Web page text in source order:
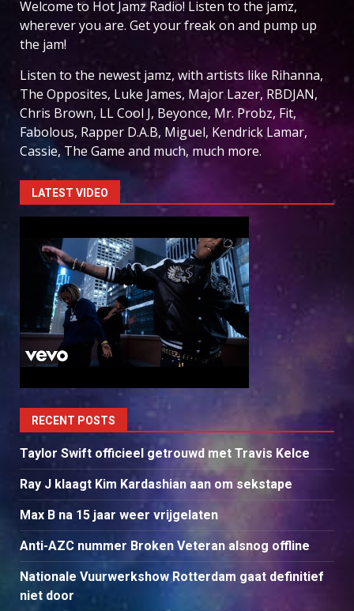
Welcome to Hot Jamz Radio! Listen to the jamz,
wherever you are. Get your freak on and pump up
the jam!
Listen to the newest jamz, with artists like Rihanna,
The Opposites, Luke James, Major Lazer, RBDJAN,
Chris Brown, LL Cool J, Beyonce, Mr. Probz, Fit,
Fabolous, Rapper D.A.B, Miguel, Kendrick Lamar,
Cassie, The Game and much, much more.
LATEST VIDEO
RECENT POSTS
Taylor Swift officieel getrouwd met Travis Kelce
Ray J klaagt Kim Kardashian aan om sekstape
Max B na 15 jaar weer vrijgelaten
Anti-AZC nummer Broken Veteran alsnog offline
Nationale Vuurwerkshow Rotterdam gaat definitief
niet door